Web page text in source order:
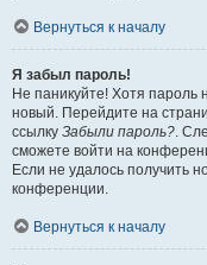
Вернуться к началу
Я забыл пароль!
Не паникуйте! Хотя пароль
новый. Перейдите на
ссылку Забыли пароль?.
сможете войти на
Если не удалось получить
конференции.
Вернуться к началу